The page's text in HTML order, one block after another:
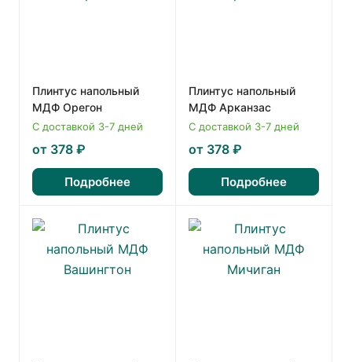
Плинтус напольный
МДФ Орегон
С доставкой 3-7 дней
от 378 ₽
Подробнее
Плинтус напольный
МДФ Арканзас
С доставкой 3-7 дней
от 378 ₽
Подробнее